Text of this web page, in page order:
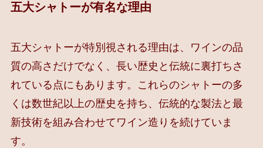
五大シャトーが有名な理由
五大シャトーが特別視される理由は、ワインの品
質の高さだけでなく、長い歴史と伝統に裏打ちさ
れている点にもあります。これらのシャトーの多
くは数世紀以上の歴史を持ち、伝統的な製法と最
新技術を組み合わせてワイン造りを続けていま
す。